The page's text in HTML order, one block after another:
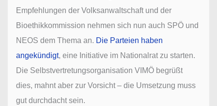
Empfehlungen der Volksanwaltschaft und der
Bioethikkommission nehmen sich nun auch SPÖ und
NEOS dem Thema an. Die Parteien haben
angekündigt, eine Initiative im Nationalrat zu starten.
Die Selbstvertretungsorganisation VIMÖ begrüßt
dies, mahnt aber zur Vorsicht – die Umsetzung muss
gut durchdacht sein.